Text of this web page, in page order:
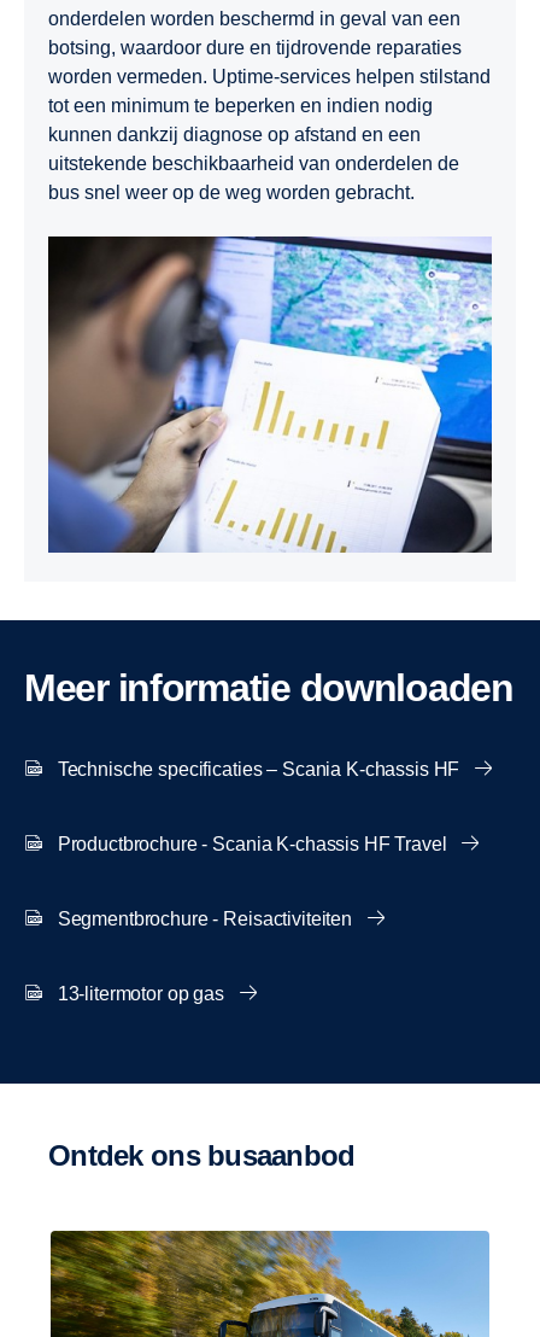
onderdelen worden beschermd in geval van een
botsing, waardoor dure en tijdrovende reparaties
worden vermeden. Uptime-services helpen stilstand
tot een minimum te beperken en indien nodig
kunnen dankzij diagnose op afstand en een
uitstekende beschikbaarheid van onderdelen de
bus snel weer op de weg worden gebracht.
Meer informatie downloaden
Technische specificaties – Scania K-chassis HF
Productbrochure - Scania K-chassis HF Travel
Segmentbrochure - Reisactiviteiten
13-litermotor op gas
Ontdek ons busaanbod